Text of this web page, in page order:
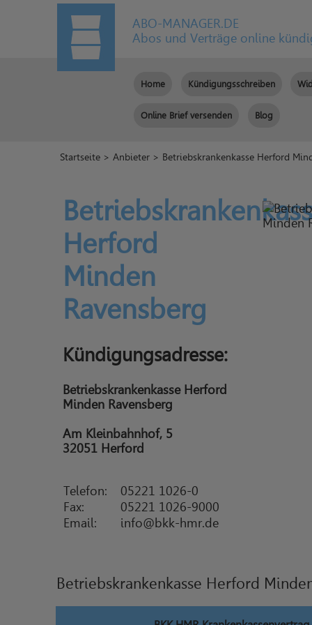
ABO-MANAGER.DE
Abos und Verträge online
Home Kündigungsschreiben
Online Brief versenden Blog
Startseite >Anbieter > Betriebskrankenkasse Herford
Herford
Minden
Ravensberg
Kündigungsadresse:
Betriebskrankenkasse Herford
Minden Ravensberg
Am Kleinbahnhof, 5
32051 Herford
Telefon:
05221 1026-0
Fax:
05221 1026-9000
Email:
info@bkk-hmr.de
Betriebskrankenkasse Herford